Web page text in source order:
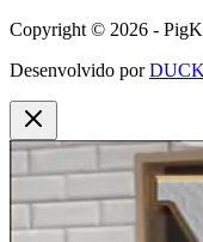
Copyright © 2026 -
Desenvolvido por